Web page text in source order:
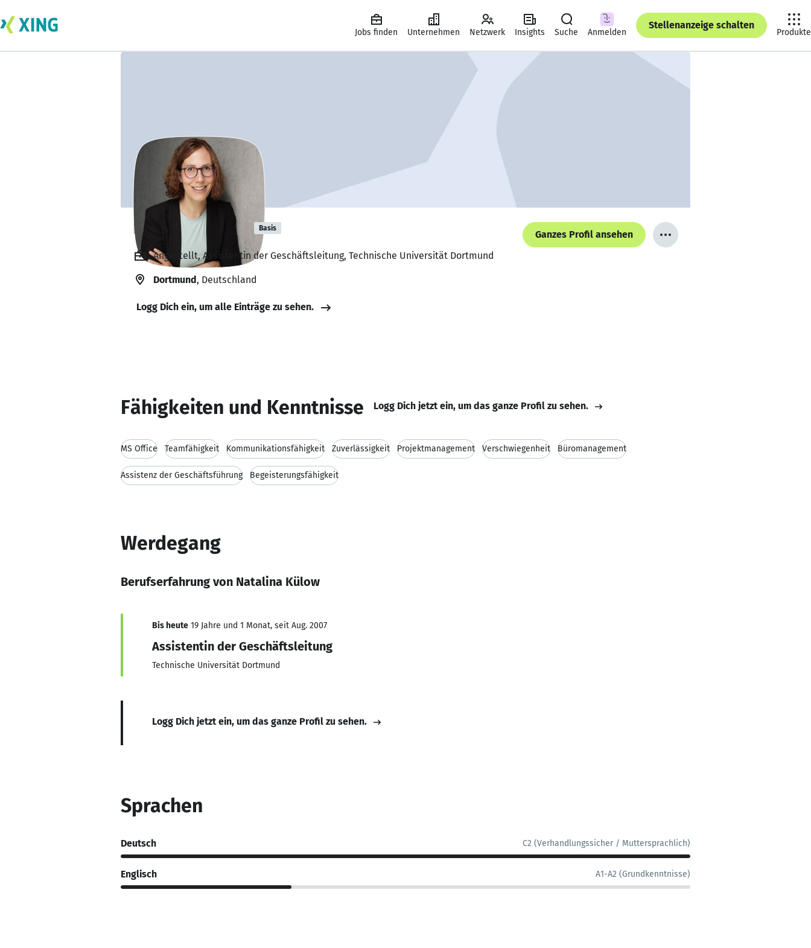
Jobs finden Unternehmen Netzwerk Insights Suche Anmelden
Stellenanzeige schalten
Produkte
Natalina Külow Basis
Ganzes Profil ansehen
Angestellt, Assistentin der Geschäftsleitung, Technische Universität Dortmund
Dortmund, Deutschland
Logg Dich ein, um alle Einträge zu sehen.
Fähigkeiten und Kenntnisse Logg Dich jetzt ein, um das ganze Profil zu sehen.
MS Office Teamfähigkeit Kommunikationsfähigkeit Zuverlässigkeit Projektmanagement Verschwiegenheit Büromanagement
Assistenz der Geschäftsführung Begeisterungsfähigkeit
Werdegang
Berufserfahrung von Natalina Külow
Bis heute 19 Jahre und 1 Monat, seit Aug. 2007
Assistentin der Geschäftsleitung
Technische Universität Dortmund
Logg Dich jetzt ein, um das ganze Profil zu sehen.
Sprachen
Deutsch C2 (Verhandlungssicher / Muttersprachlich)
Englisch A1-A2 (Grundkenntnisse)